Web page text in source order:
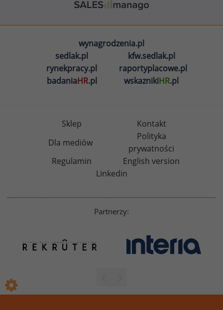
wynagrodzenia.pl
sedlak.pl
kfw.sedlak.pl
rynekpracy.pl
raportyplacowe.pl
badaniaHR.pl wskaznikiHR.pl
Sklep
Kontakt
Dla mediów
Polityka
prywatności
Regulamin
English version
Linkedin
Partnerzy: